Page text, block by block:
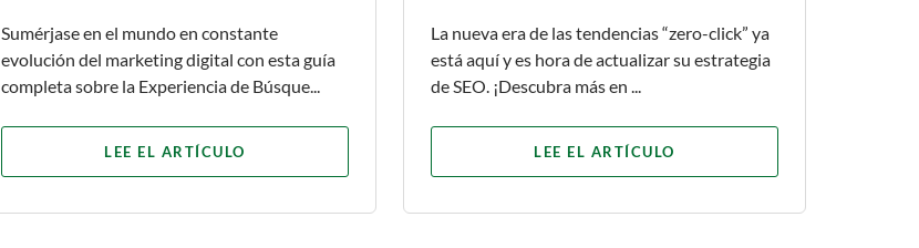
Sumérjase en el mundo en constante
evolución del marketing digital con esta guía
completa sobre la Experiencia de Búsque...
LEE EL ARTÍCULO
La nueva era de las tendencias “zero-click” ya
está aquí y es hora de actualizar su estrategia
de SEO. ¡Descubra más en ...
LEE EL ARTÍCULO